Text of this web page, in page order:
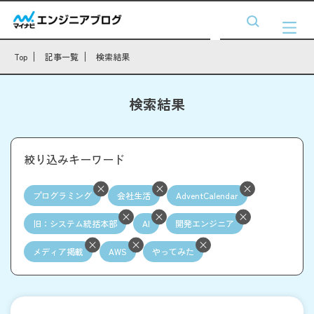
Top 記事一覧 検索結果
検索結果
絞り込みキーワード
プログラミング 会社生活 AdventCalendar
旧：システム統括本部 AI 開発エンジニア
メディア掲載 AWS やってみた